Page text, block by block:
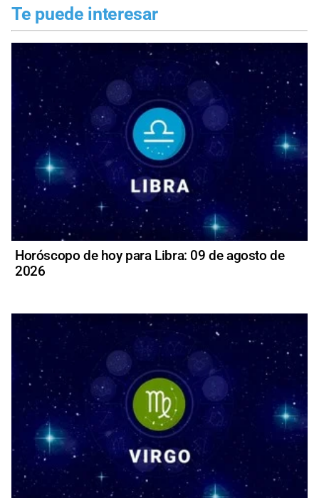
Te puede interesar
Horóscopo de hoy para Libra: 09 de agosto de
2026